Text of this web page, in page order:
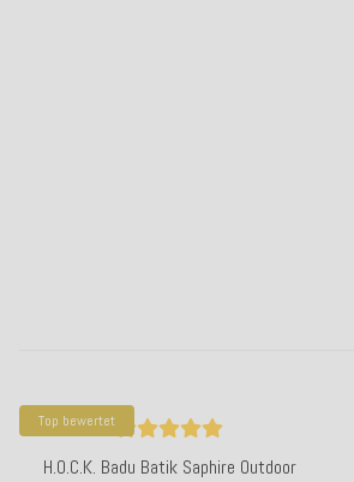
Top bewertet
H.O.C.K. Badu Batik Saphire Outdoor